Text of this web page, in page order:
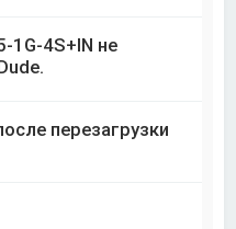
1G-4S+IN не
перезагрузки